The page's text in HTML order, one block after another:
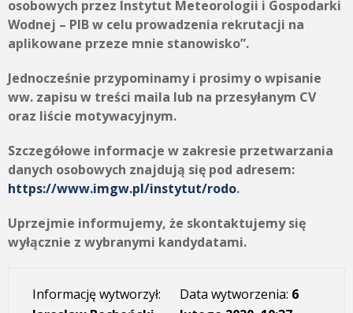
osobowych przez Instytut Meteorologii i Gospodarki
Wodnej – PIBw celu prowadzenia rekrutacji na
aplikowane przeze mnie stanowisko”.
Jednocześnie przypominamy i prosimy o wpisanie
ww. zapisu w treści maila lub na przesyłanym CV
oraz liście motywacyjnym.
Szczegółowe informacje w zakresie przetwarzania
danych osobowych znajdują się pod adresem:
https://www.imgw.pl/instytut/rodo.
Uprzejmie informujemy, że skontaktujemy się
wyłącznie z wybranymi kandydatami.
Informację wytworzył:
Data wytworzenia: 6